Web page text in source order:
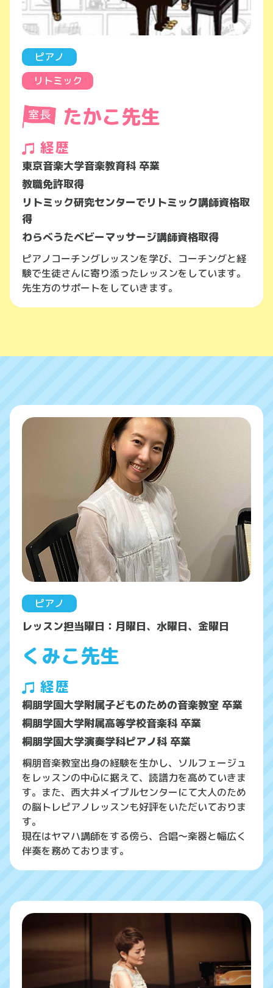
ピアノ
リトミック
たかこ先生
経歴
東京音楽大学音楽教育科 卒業
教職免許取得
リトミック研究センターでリトミック講師資格取
得
わらべうたベビーマッサージ講師資格取得
ピアノコーチングレッスンを学び、コーチングと経
験で生徒さんに寄り添ったレッスンをしています。
先生方のサポートをしていきます。
ピアノ
レッスン担当曜日：月曜日、水曜日、金曜日
くみこ先生
経歴
桐朋学園大学附属子どものための音楽教室 卒業
桐朋学園大学附属高等学校音楽科 卒業
桐朋学園大学演奏学科ピアノ科 卒業
桐朋音楽教室出身の経験を生かし、ソルフェージュ
をレッスンの中心に据えて、読譜力を高めていきま
す。また、西大井メイプルセンターにて大人のため
の脳トレピアノレッスンも好評をいただいておりま
す。
現在はヤマハ講師をする傍ら、合唱～楽器と幅広く
伴奏を務めております。